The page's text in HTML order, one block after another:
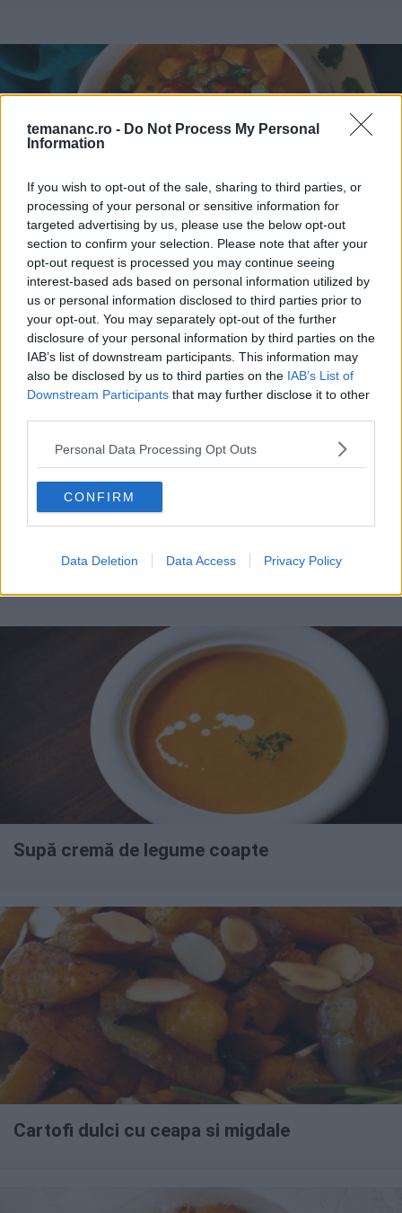
temananc.ro - Do Not Process My Personal
Information
If you wish to opt-out of the sale, sharing to third parties, or
processing of your personal or sensitive information for
targeted advertising by us, please use the below opt-out
section to confirm your selection. Please note that after your
opt-out request is processed you may continue seeing
interest-based ads based on personal information utilized by
us or personal information disclosed to third parties prior to
your opt-out. You may separately opt-out of the further
disclosure of your personal information by third parties on the
IAB’s list of downstream participants. This information may
also be disclosed by us to third parties on the IAB’s List of
Downstream Participants that may further disclose it to other
Personal Data Processing Opt Outs
CONFIRM
Data Deletion Data Access Privacy Policy
SUPE ȘI CIORBE
Supă marocană de linte cu cartof dulce
Cartofi dulci la cuptor - crocanți și aromați
Supă cremă de legume coapte
Cartofi dulci cu ceapa si migdale